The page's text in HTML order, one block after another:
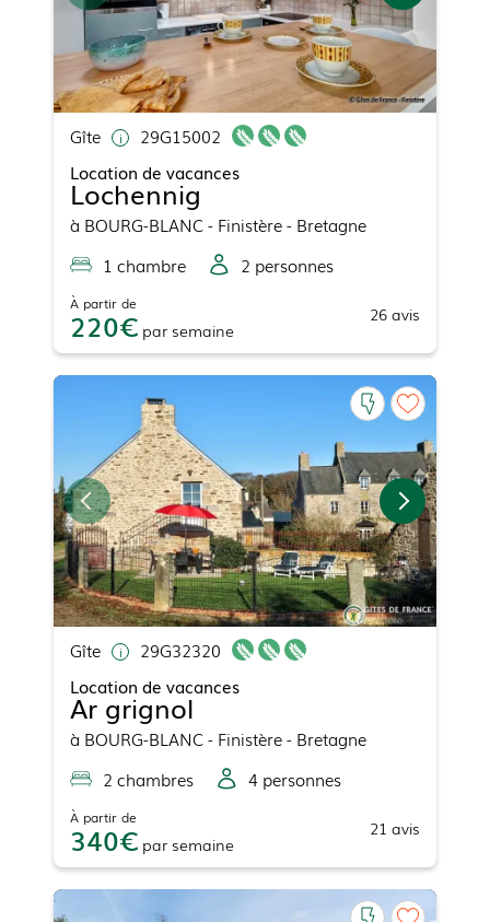
Gîte
29G15002
Location de vacances
Lochennig
à BOURG-BLANC- Finistère - Bretagne
1 chambre 2 personnes
À partir de
220 par semaine
26 avis
Gîte
29G32320
Location de vacances
Ar grignol
à BOURG-BLANC- Finistère - Bretagne
2 chambres 4 personnes
À partir de
340 par semaine
21 avis